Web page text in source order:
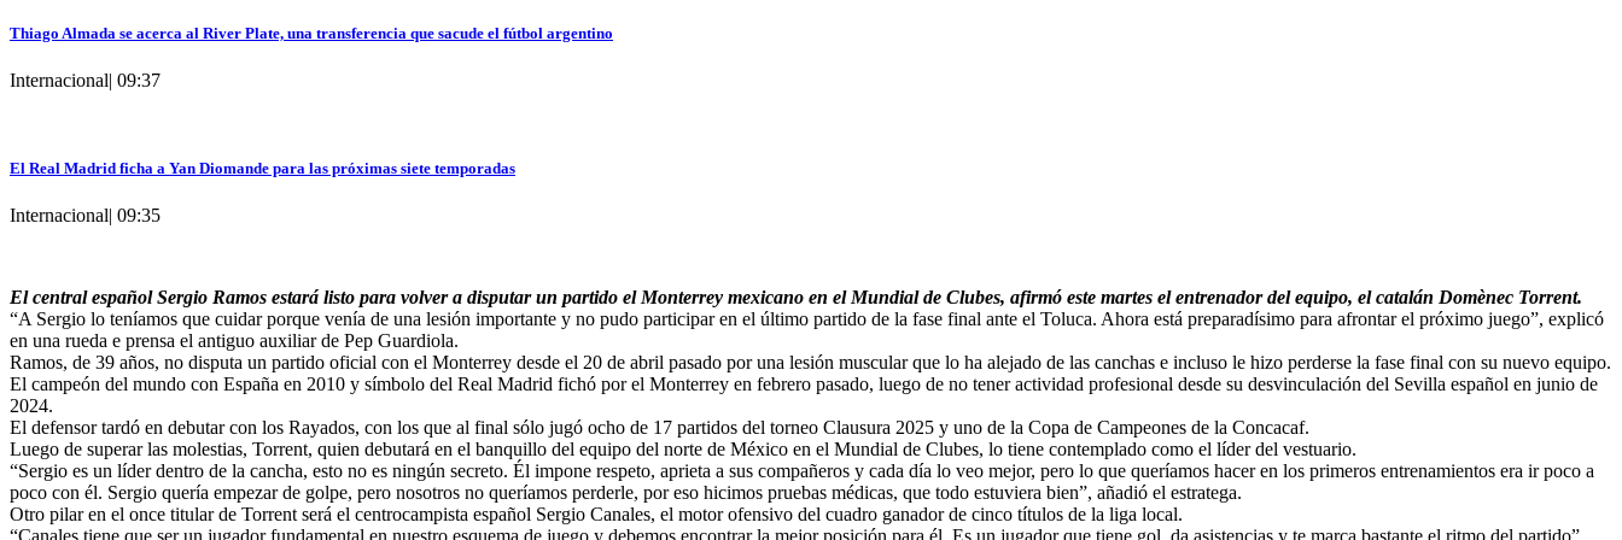
Thiago Almada se acerca al River Plate, una transferencia que sacude el fútbol argentino
Internacional| 09:37
El Real Madrid ficha a Yan Diomande para las próximas siete temporadas
Internacional| 09:35
El central español Sergio Ramos estará listo para volver a disputar un partido el Monterrey mexicano en el Mundial de Clubes, afirmó este martes el entrenador del equipo, el catalán Domènec Torrent.
“A Sergio lo teníamos que cuidar porque venía de una lesión importante y no pudo participar en el último partido de la fase final ante el Toluca. Ahora está preparadísimo para afrontar el próximo juego”, explicó
en una rueda e prensa el antiguo auxiliar de Pep Guardiola.
Ramos, de 39 años, no disputa un partido oficial con el Monterrey desde el 20 de abril pasado por una lesión muscular que lo ha alejado de las canchas e incluso le hizo perderse la fase final con su nuevo equipo.
El campeón del mundo con España en 2010 y símbolo del Real Madrid fichó por el Monterrey en febrero pasado, luego de no tener actividad profesional desde su desvinculación del Sevilla español en junio de
2024.
El defensor tardó en debutar con los Rayados, con los que al final sólo jugó ocho de 17 partidos del torneo Clausura 2025 y uno de la Copa de Campeones de la Concacaf.
Luego de superar las molestias, Torrent, quien debutará en el banquillo del equipo del norte de México en el Mundial de Clubes, lo tiene contemplado como el líder del vestuario.
“Sergio es un líder dentro de la cancha, esto no es ningún secreto. Él impone respeto, aprieta a sus compañeros y cada día lo veo mejor, pero lo que queríamos hacer en los primeros entrenamientos era ir poco a
poco con él. Sergio quería empezar de golpe, pero nosotros no queríamos perderle, por eso hicimos pruebas médicas, que todo estuviera bien”, añadió el estratega.
Otro pilar en el once titular de Torrent será el centrocampista español Sergio Canales, el motor ofensivo del cuadro ganador de cinco títulos de la liga local.